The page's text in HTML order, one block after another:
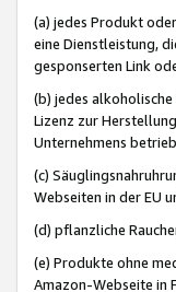
(a) jedes Produkt
eine Dienstleistung,
gesponserten Link
(b) jedes
Lizenz zur
Unternehmens
(c)
Webseiten in der EU
(d) pflanzliche
(e) Produkte ohne
Amazon-Webseite in